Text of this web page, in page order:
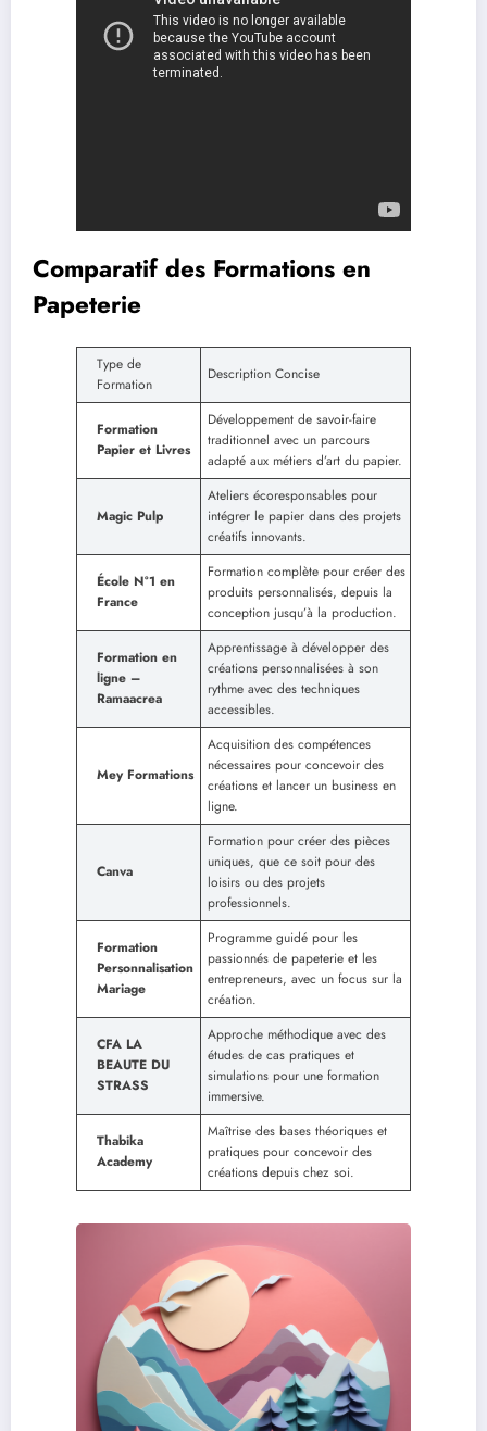
Comparatif des Formations en
Papeterie
Type de
Formation
Description Concise
Formation
Papier et Livres
Développement de savoir-faire
traditionnel avec un parcours
adapté aux métiers d’art du papier.
Magic Pulp
Ateliers écoresponsables pour
intégrer le papier dans des projets
créatifs innovants.
École N°1 en
France
Formation complète pour créer des
produits personnalisés, depuis la
conception jusqu’à la production.
Formation en
ligne –
Ramaacrea
Apprentissage à développer des
créations personnalisées à son
rythme avec des techniques
accessibles.
Mey Formations
Acquisition des compétences
nécessaires pour concevoir des
créations et lancer un business en
ligne.
Canva
Formation pour créer des pièces
uniques, que ce soit pour des
loisirs ou des projets
professionnels.
Formation
Personnalisation
Mariage
Programme guidé pour les
passionnés de papeterie et les
entrepreneurs, avec un focus sur la
création.
CFA LA
BEAUTE DU
STRASS
Approche méthodique avec des
études de cas pratiques et
simulations pour une formation
immersive.
Thabika
Academy
Maîtrise des bases théoriques et
pratiques pour concevoir des
créations depuis chez soi.